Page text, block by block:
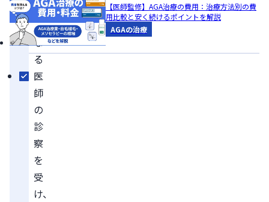
台
に
な
る
医
師
の
診
察
を
受
け、
【医師監修】AGA治療の費用：治療方法別の費
用比較と安く続けるポイントを解説
AGAの治療